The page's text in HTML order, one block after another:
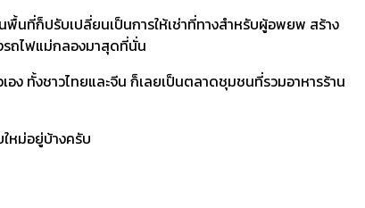
นที่ก็ปรับเปลี่ยนเป็นการให้เช่าที่ทางสำหรับผู้อพยพ สร้าง
รถไฟแม่กลองมาสุดที่นั่น
ทั้งชาวไทยและจีน ก็เลยเป็นตลาดชุมชนที่รวมอาหารร้าน
หม่อยู่บ้างครับ